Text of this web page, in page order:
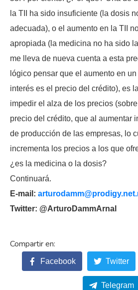
la TII ha sido insuficiente (la dosis
adecuada), o el aumento en la TII
apropiada (la medicina no ha sido
me lleva de nueva cuenta a esta
lógico pensar que el aumento en
interés es el precio del crédito), es
impedir el alza de los precios
precio del crédito, que al aumentar
de producción de las empresas, lo
incrementa los precios a los que
¿es la medicina o la dosis?
Continuará.
E-mail:
Twitter: @ArturoDammArnal
Facebook Twitter
Telegram